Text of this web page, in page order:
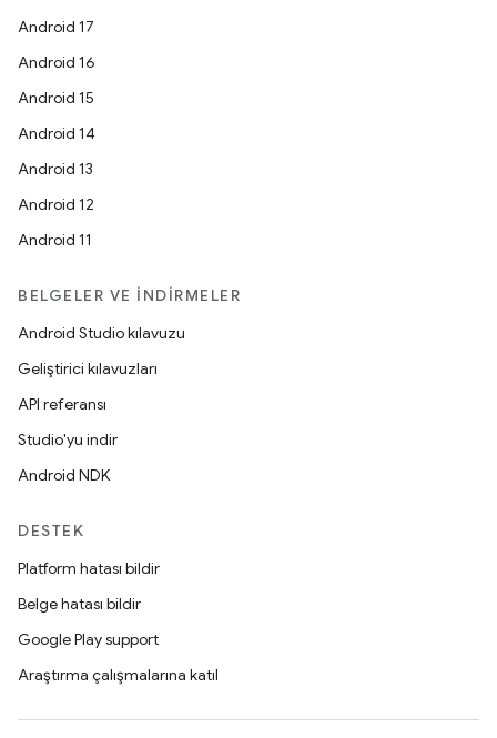
Android 17
Android 16
Android 15
Android 14
Android 13
Android 12
Android 11
BELGELER VE İNDIRMELER
Android Studio kılavuzu
Geliştirici kılavuzları
API referansı
Studio'yu indir
Android NDK
DESTEK
Platform hatası bildir
Belge hatası bildir
Google Play support
Araştırma çalışmalarına katıl